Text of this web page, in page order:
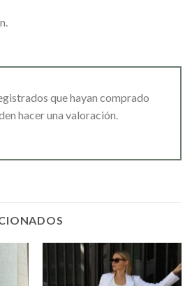
que hayan comprado
hacer una valoración.